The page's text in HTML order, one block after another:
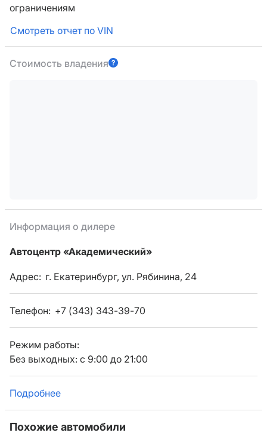
ограничениям
Смотреть отчет по VIN
Стоимость владения
Информация о дилере
Автоцентр «Академический»
Адрес: г. Екатеринбург, ул. Рябинина, 24
Телефон: +7 (343) 343-39-70
Режим работы:
Без выходных: с 9:00 до 21:00
Подробнее
Похожие автомобили